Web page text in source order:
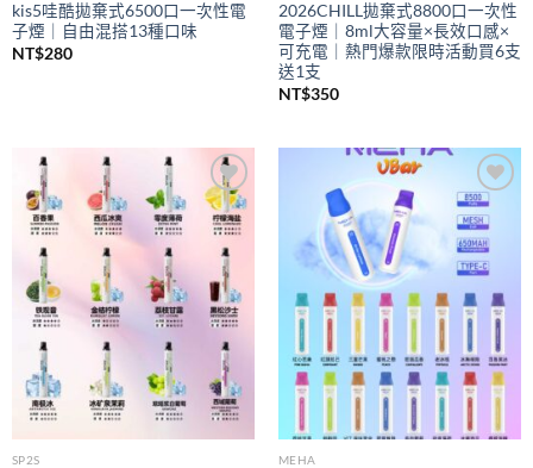
kis5哇酷拋棄式6500口一次性電
子煙｜自由混搭13種口味
NT$280
2026CHILL拋棄式8800口一次性
電子煙｜8ml大容量×長效口感×
可充電｜熱門爆款限時活動買6支
送1支
NT$350
Add to
wishlist
SP2S
Add to
wishlist
MEHA